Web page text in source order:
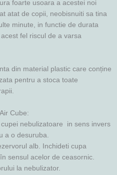
foarte usoara a acestei noi
atat de copii, neobisnuiti sa tina
minute, in functie de durata
fel riscul de a varsa
din material plastic care conține
pentru a stoca toate
Cube:
nebulizatoare in sens invers
a o desuruba.
alb. Inchideti cupa
sensul acelor de ceasornic.
la nebulizator.